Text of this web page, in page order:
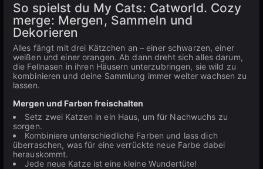
So spielst du My Cats: Catworld. Сozy
merge: Mergen, Sammeln und
Dekorieren
Alles fängt mit drei Kätzchen an – einer schwarzen, einer
weißen und einer orangen. Ab dann dreht sich alles darum,
die Fellnasen in ihren Häusern unterzubringen, sie wild zu
kombinieren und deine Sammlung immer weiter wachsen zu
lassen.
Mergen und Farben freischalten
Setz zwei Katzen in ein Haus, um für Nachwuchs zu
sorgen.
Kombiniere unterschiedliche Farben und lass dich
überraschen, was für eine verrückte neue Farbe dabei
herauskommt.
Jede neue Katze ist eine kleine Wundertüte!